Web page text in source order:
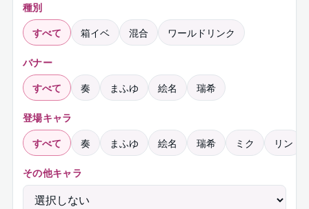
種別
すべて
箱イベ 混合 ワールドリンク
バナー
すべて
奏 まふゆ 絵名 瑞希
登場キャラ
すべて
奏 まふゆ 絵名 瑞希 ミク リン
その他キャラ